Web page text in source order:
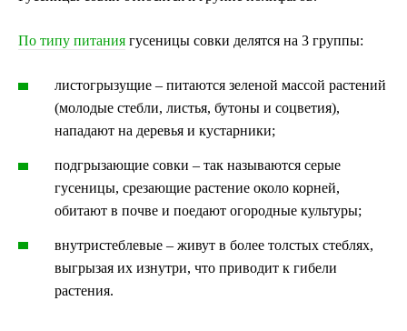
По типу питания гусеницы совки делятся на 3 группы:
листогрызущие – питаются зеленой массой растений
(молодые стебли, листья, бутоны и соцветия),
нападают на деревья и кустарники;
подгрызающие совки – так называются серые
гусеницы, срезающие растение около корней,
обитают в почве и поедают огородные культуры;
внутристеблевые – живут в более толстых стеблях,
выгрызая их изнутри, что приводит к гибели
растения.